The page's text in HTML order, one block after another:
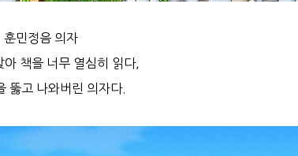
훈민정음 의자
아 책을 너무 열심히 읽다,
뚫고 나와버린 의자다.